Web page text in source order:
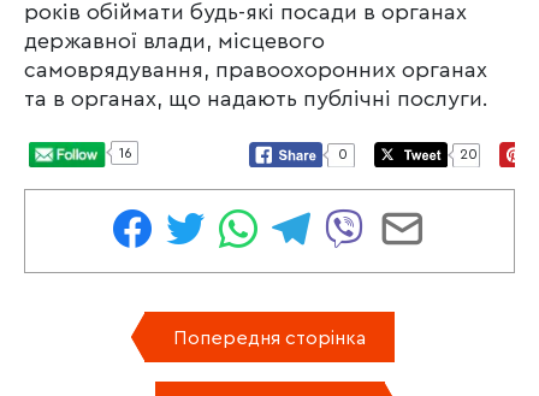
років обіймати будь-які посади в органах
державної влади, місцевого
самоврядування, правоохоронних органах
та в органах, що надають публічні послуги.
16 0 20
Попередня сторінка